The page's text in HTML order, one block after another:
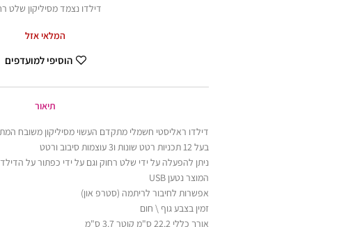
דילדו נצמד מסיליקון שלט
המלאי אזל
הוסיפי למועדפים
תיאור
בעל 12 תכניות רטט שונות ו3 עוצמות סיבוב ורטט
ניתן להפעלה על ידי שלט רחוק וגם על ידי כפתור על
המוצר נטען USB
אפשרות לחיבור לריתמה (סטרפ און)
זמין בצבע גוף \ חום
אורך כללי 22.2 ס"מ קוטר 3.7 ס"מ